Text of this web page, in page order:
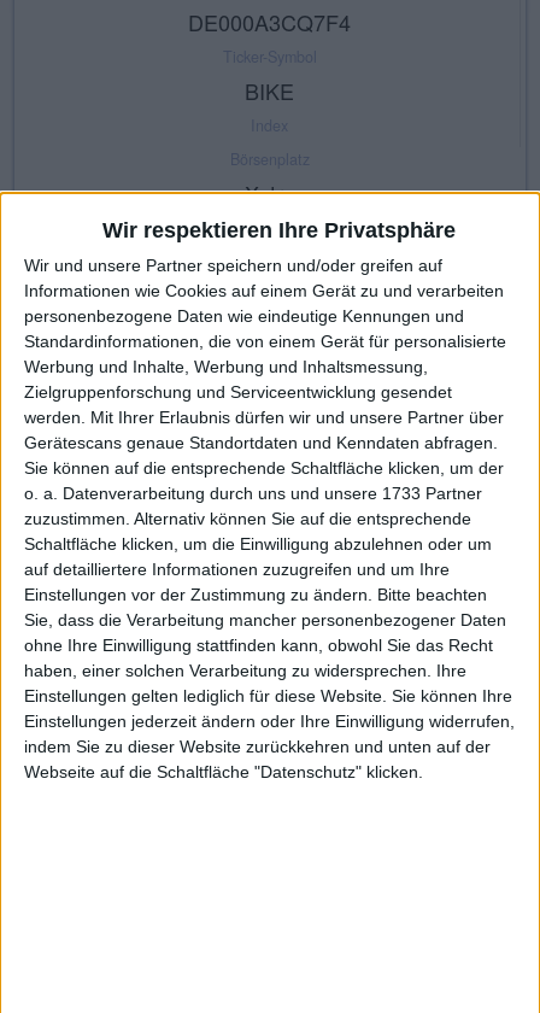
Wir respektieren Ihre Privatsphäre
Wir und unsere Partner speichern und/oder greifen auf
Informationen wie Cookies auf einem Gerät zu und verarbeiten
personenbezogene Daten wie eindeutige Kennungen und
Standardinformationen, die von einem Gerät für personalisierte
Werbung und Inhalte, Werbung und Inhaltsmessung,
Zielgruppenforschung und Serviceentwicklung gesendet
werden. Mit Ihrer Erlaubnis dürfen wir und unsere Partner über
Gerätescans genaue Standortdaten und Kenndaten abfragen.
Sie können auf die entsprechende Schaltfläche klicken, um der
o. a. Datenverarbeitung durch uns und unsere 1733 Partner
zuzustimmen. Alternativ können Sie auf die entsprechende
Schaltfläche klicken, um die Einwilligung abzulehnen oder um
auf detailliertere Informationen zuzugreifen und um Ihre
Einstellungen vor der Zustimmung zu ändern. Bitte beachten
Sie, dass die Verarbeitung mancher personenbezogener Daten
ohne Ihre Einwilligung stattfinden kann, obwohl Sie das Recht
haben, einer solchen Verarbeitung zu widersprechen. Ihre
Einstellungen gelten lediglich für diese Website. Sie können Ihre
Einstellungen jederzeit ändern oder Ihre Einwilligung widerrufen,
indem Sie zu dieser Website zurückkehren und unten auf der
Webseite auf die Schaltfläche "Datenschutz" klicken.
DE000A3CQ7F4
Ticker-Symbol
BIKE
Index
Börsenplatz
Xetra
KAUF VERKAUF
Made with ❤ von BGFL
Stammdaten Nachrichten
Jahresschlusskurse
Termine
Ergebnis je Aktie
Dividende je Aktie
Finanzdaten
Social/Regio/Peers
Charts/Performance
Performance Profi-Chart Basis-Chart
Dieser Chart zeigt den Kurs der Aktie von Bike24 Holding in
einfacher Linienform. Wenn Sie an detaillierteren Darstellungen
interessiert sind, wechseln Sie zum Profi-Chart.